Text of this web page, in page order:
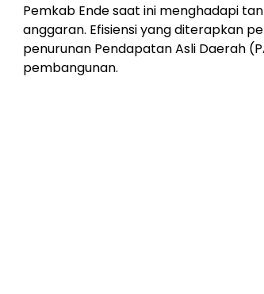
Pemkab Ende saat ini menghadapi
anggaran. Efisiensi yang diterapkan
penurunan Pendapatan Asli Daerah
pembangunan.